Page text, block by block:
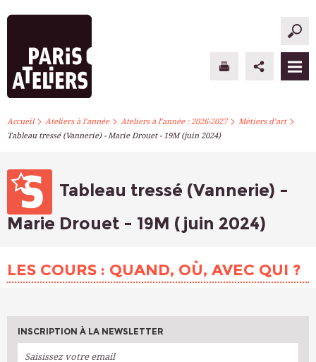
PARIS ATELIERS
ATELIERS À L’ANNÉE
STAGES PONCTUELS
S’INSCRIRE
Accueil> Ateliers à l’année> Ateliers à l’année : 2026-2027> Métiers d’art>
Tableau tressé (Vannerie) - Marie Drouet - 19M (juin 2024)
Tableau tressé (Vannerie) -
Marie Drouet - 19M (juin 2024)
LES COURS : QUAND, OÙ, AVEC QUI ?
INSCRIPTION À LA NEWSLETTER